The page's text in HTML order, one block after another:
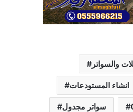
والسواتر
انشاء المستودعات
سواتر مجدول